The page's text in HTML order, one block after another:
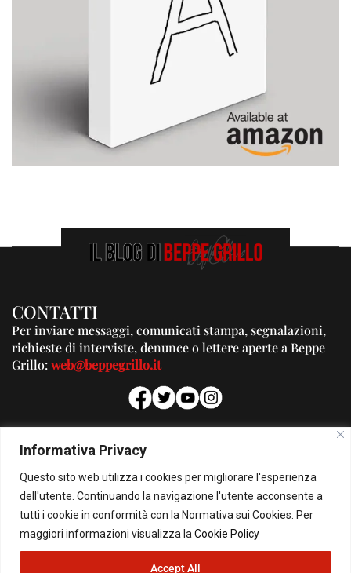
Informativa Privacy
Questo sito web utilizza i cookies per migliorare l'esperienza
dell'utente. Continuando la navigazione l'utente acconsente a
tutti i cookie in conformità con la Normativa sui Cookies. Per
maggiori informazioni visualizza la Cookie Policy
Accept All
CONTATTI
Per inviare messaggi, comunicati stampa, segnalazioni,
richieste di interviste, denunce o lettere aperte a Beppe
Grillo:web@beppegrillo.it
PUBBLICITA'
Per la tua pubblicità su questo Blog:
pubblicita@beppegrillo.it
© Copyright 2026 - Il Blog di Beppe Grillo. All Rights Reserved - Powered by